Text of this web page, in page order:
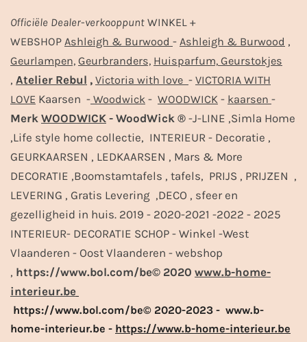
Officiële Dealer-verkooppunt WINKEL +
WEBSHOP Ashleigh & Burwood - Ashleigh & Burwood ,
Geurlampen, Geurbranders, Huisparfum, Geurstokjes
, Atelier Rebul , Victoria with love - VICTORIA WITH
LOVE Kaarsen - Woodwick - WOODWICK - kaarsen -
Merk WOODWICK - WoodWick ® -J-LINE ,Simla Home
,Life style home collectie, INTERIEUR - Decoratie ,
GEURKAARSEN , LEDKAARSEN , Mars & More
DECORATIE ,Boomstamtafels , tafels, PRIJS , PRIJZEN ,
LEVERING , Gratis Levering ,DECO , sfeer en
gezelligheid in huis. 2019 - 2020-2021 -2022 - 2025
INTERIEUR- DECORATIE SCHOP - Winkel -West
Vlaanderen - Oost Vlaanderen - webshop
, https://www.bol.com/be© 2020 www.b-home-
interieur.be
https://www.bol.com/be© 2020-2023 - www.b-
home-interieur.be - https://www.b-home-interieur.be